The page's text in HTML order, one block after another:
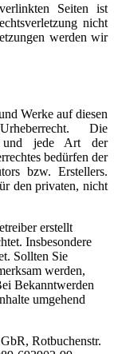
Seiten ist
nicht
werden wir
Werke auf diesen
Die
und jede Art der
bedürfen der
bzw. Erstellers.
den privaten, nicht
erstellt
Insbesondere
Sollten Sie
werden,
Bekanntwerden
umgehend
Rotbuchenstr.